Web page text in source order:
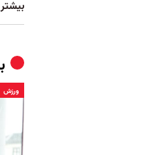
ورزش